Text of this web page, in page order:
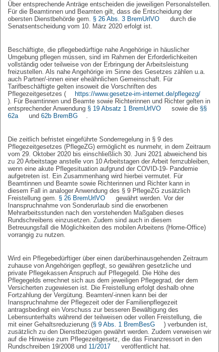
Über entsprechende Anträge entscheiden die jeweiligen Personalstellen.
Für die Beamtinnen und Beamten gilt, dass die Entscheidung der
obersten Dienstbehörde gem. § 26 Abs. 3 BremUrlVO
durch die
Senatsentscheidung vom 10. März 2020 erfolgt ist.
Beschäftigte, die pflegebedürftige nahe Angehörige in häuslicher
Umgebung pflegen müssen, sind im Rahmen der Erforderlichkeiten
vollständig oder teilweise von der Erbringung der Arbeitsleistung
freizustellen. Als nahe Angehörige im Sinne des Gesetzes zählen u.a.
auch Partner/-innen einer eheähnlichen Gemeinschaft. Für
Tarifbeschäftigte gelten insoweit die Vorschriften des
Pflegezeitgesetzes (
https://www.gesetze-im-internet.de/pflegezg/
). Für Beamtinnen und Beamte sowie Richterinnen und Richter gelten in
entsprechender Anwendung § 19 Absatz 1 BremUrlVO sowie die §§
62a
und 62b BremBG .
Die zeitlich befristet eingeführte Sonderregelung in § 9 des
Pflegezeitgesetzes (PflegeZG) ermöglicht es nunmehr, in dem Zeitraum
vom 29. Oktober 2020 bis einschließlich 30. Juni 2021 abweichend bis
zu 20 Arbeitstage anstelle von 10 Arbeitstagen der Arbeit fernzubleiben,
wenn eine akute Pflegesituation aufgrund der COVID-19- Pandemie
aufgetreten ist. Ein Zusammenhang wird hierbei vermutet. Für
Beamtinnen und Beamte sowie Richterinnen und Richter kann in
diesem Fall in analoger Anwendung des § 9 PflegeZG zusätzlich
Freistellung gem. § 26 BremUrlVO
gewährt werden. Vor der
Inanspruchnahme von Sonderurlaub sind die erworbenen
Mehrarbeitsstunden nach den vorstehenden Maßgaben dieses
Rundschreibens einzusetzen. Zudem sind auch in diesem
Betreuungsfall die Möglichkeiten des mobilen Arbeitens (Home-Office)
vorrangig zu nutzen.
Wird ein Pflegebedürftiger über einen darüberhinausgehenden Zeitraum
zuhause von Angehörigen gepflegt, so gewähren gesetzliche und
private Pflegekassen Anspruch auf Pflegegeld. Die Höhe des
Pflegegelds errechnet sich aus dem jeweiligen Pflegegrad, der dem
Versicherten zugewiesen ist. Die Freistellung erfolgt deshalb ohne
Fortzahlung der Vergütung. Beamten/-innen kann bei der
Inanspruchnahme der Pflegezeit oder der Familienpflegezeit
antragsbedingt ein Vorschuss zur besseren Bewältigung des
Lebensunterhalts während der teilweisen oder vollen Freistellung, die
mit einer Gehaltsreduzierung (§ 9 Abs. 1 BremBesG
) verbunden ist,
zusätzlich zu den Dienstbezügen gewährt werden. Zudem verweisen wir
auf die Hinweise zum Pflegezeitgesetz, die das Finanzressort in den
Rundschreiben 19/2008 und 11/2017 veröffentlicht hat.